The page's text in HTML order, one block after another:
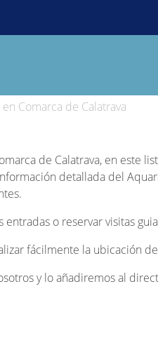
Comarca de Calatrava
de Calatrava, en este
detallada del
o reservar visitas
fácilmente la ubicación
y lo añadiremos al